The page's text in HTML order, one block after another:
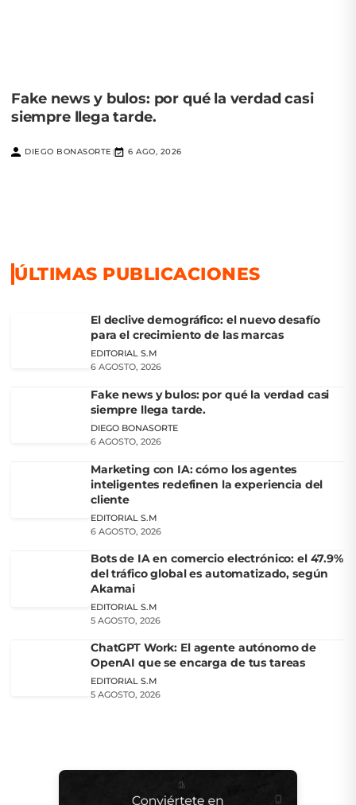
Fake news y bulos: por qué la verdad casi
siempre llega tarde.
DIEGO BONASORTE| 6 AGO, 2026
ÚLTIMAS PUBLICACIONES
El declive demográfico: el nuevo desafío
para el crecimiento de las marcas
EDITORIAL S.M
6 AGOSTO, 2026
Fake news y bulos: por qué la verdad casi
siempre llega tarde.
DIEGO BONASORTE
6 AGOSTO, 2026
Marketing con IA: cómo los agentes
inteligentes redefinen la experiencia del
cliente
EDITORIAL S.M
6 AGOSTO, 2026
Bots de IA en comercio electrónico: el 47.9%
del tráfico global es automatizado, según
Akamai
EDITORIAL S.M
5 AGOSTO, 2026
ChatGPT Work: El agente autónomo de
OpenAI que se encarga de tus tareas
EDITORIAL S.M
5 AGOSTO, 2026